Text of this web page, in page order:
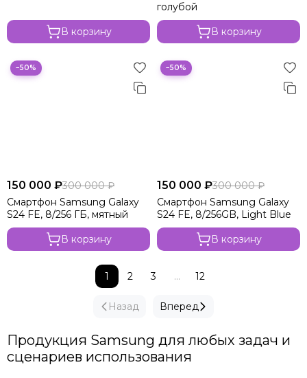
В корзину
голубой
В корзину
−50%
150 000 ₽300 000 ₽
Смартфон Samsung Galaxy
S24 FE, 8/256 ГБ, мятный
В корзину
−50%
150 000 ₽300 000 ₽
Смартфон Samsung Galaxy
S24 FE, 8/256GB, Light Blue
В корзину
Назад
1 2 3 ... 12
Вперед
Продукция Samsung для любых задач и
сценариев использования